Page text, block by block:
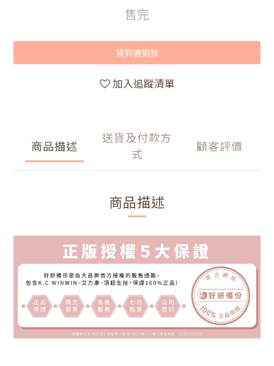
售完
貨到通知我
加入追蹤清單
商品描述
送貨及付款方
式
顧客評價
商品描述